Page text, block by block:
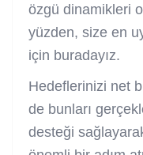
özgü dinamikleri
yüzden, size en
için buradayız.
Hedeflerinizi net
de bunları
desteği